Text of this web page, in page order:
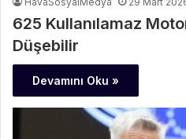
625 Kullanılamaz
Düşebilir
Devamını Oku »